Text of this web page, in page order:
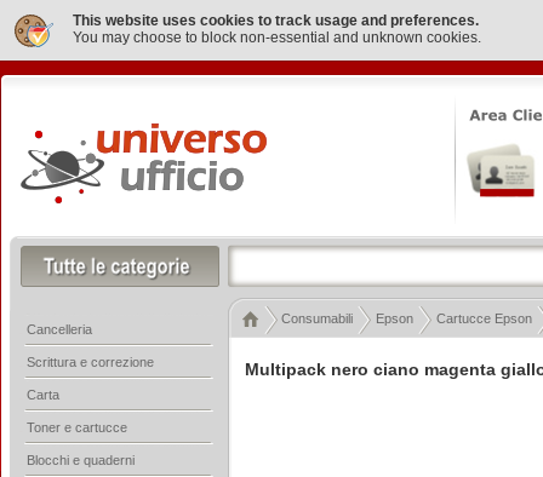
This website uses cookies to track usage and preferences.
You may choose to block non-essential and unknown cookies.
Multipack nero ciano magenta
Consumabili Epson Cartucce Epson
Cancelleria
Scrittura e correzione
Carta
Toner e cartucce
Blocchi e quaderni